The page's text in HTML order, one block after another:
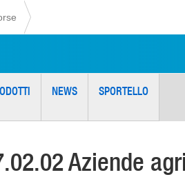
NEWS SPORTELLO
Aziende